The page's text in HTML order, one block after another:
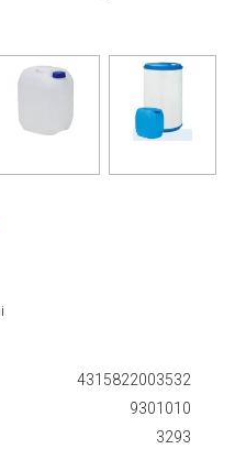
4315822003532
9301010
3293